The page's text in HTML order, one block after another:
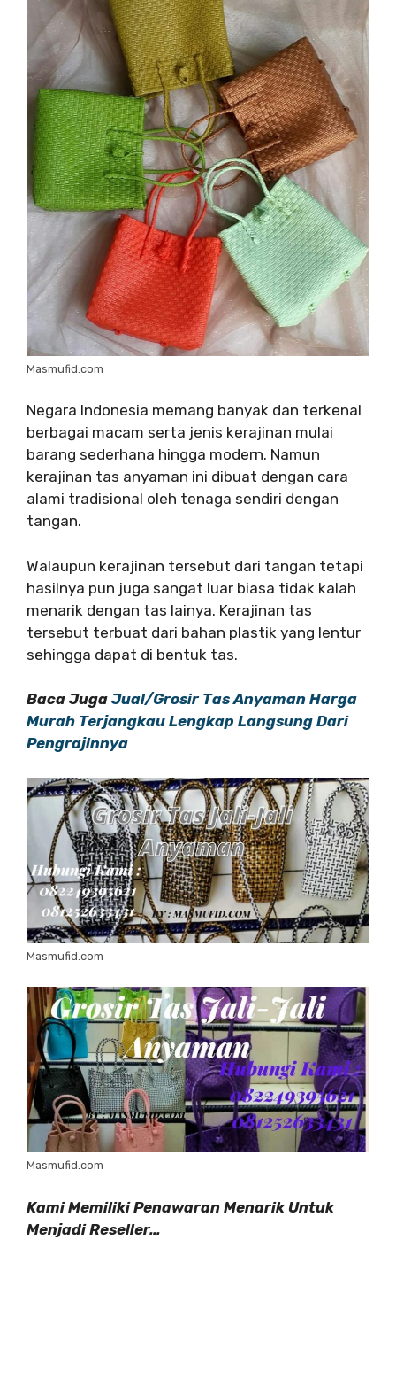
Masmufid.com
Negara Indonesia memang banyak dan terkenal
berbagai macam serta jenis kerajinan mulai
barang sederhana hingga modern. Namun
kerajinan tas anyaman ini dibuat dengan cara
alami tradisional oleh tenaga sendiri dengan
tangan.
Walaupun kerajinan tersebut dari tangan tetapi
hasilnya pun juga sangat luar biasa tidak kalah
menarik dengan tas lainya. Kerajinan tas
tersebut terbuat dari bahan plastik yang lentur
sehingga dapat di bentuk tas.
Baca Juga Jual/Grosir Tas Anyaman Harga
Murah Terjangkau Lengkap Langsung Dari
Pengrajinnya
Masmufid.com
Masmufid.com
Kami Memiliki Penawaran Menarik Untuk
Menjadi Reseller…